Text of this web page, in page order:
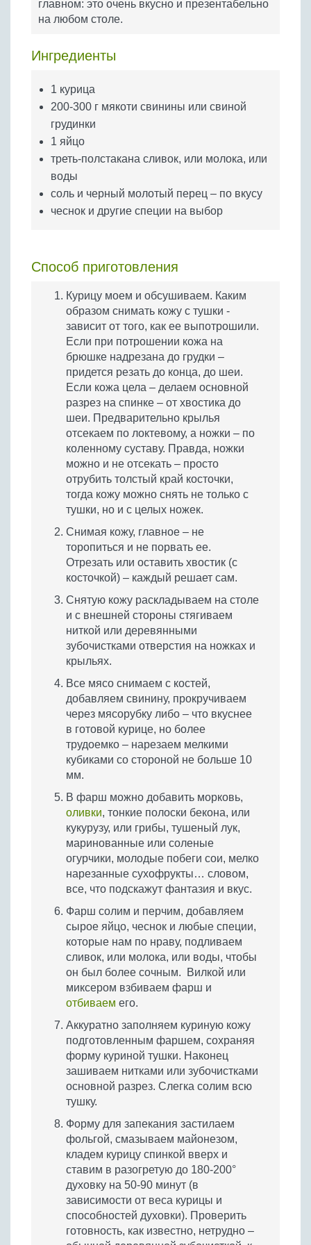
Бобовые
главном: это очень вкусно и презентабельно
на любом столе.
Ингредиенты
1 курица
200-300 г мякоти свинины или свиной
грудинки
1 яйцо
треть-полстакана сливок, или молока, или
воды
соль и черный молотый перец – по вкусу
чеснок и другие специи на выбор
Способ приготовления
Курицу моем и обсушиваем. Каким
образом снимать кожу с тушки -
зависит от того, как ее выпотрошили.
Если при потрошении кожа на
брюшке надрезана до грудки –
придется резать до конца, до шеи.
Если кожа цела – делаем основной
разрез на спинке – от хвостика до
шеи. Предварительно крылья
отсекаем по локтевому, а ножки – по
коленному суставу. Правда, ножки
можно и не отсекать – просто
отрубить толстый край косточки,
тогда кожу можно снять не только с
тушки, но и с целых ножек.
Снимая кожу, главное – не
торопиться и не порвать ее.
Отрезать или оставить хвостик (с
косточкой) – каждый решает сам.
Снятую кожу раскладываем на столе
и с внешней стороны стягиваем
ниткой или деревянными
зубочистками отверстия на ножках и
крыльях.
Все мясо снимаем с костей,
добавляем свинину, прокручиваем
через мясорубку либо – что вкуснее
в готовой курице, но более
трудоемко – нарезаем мелкими
кубиками со стороной не больше 10
мм.
В фарш можно добавить морковь,
оливки, тонкие полоски бекона, или
кукурузу, или грибы, тушеный лук,
маринованные или соленые
огурчики, молодые побеги сои, мелко
нарезанные сухофрукты… словом,
все, что подскажут фантазия и вкус.
Фарш солим и перчим, добавляем
сырое яйцо, чеснок и любые специи,
которые нам по нраву, подливаем
сливок, или молока, или воды, чтобы
он был более сочным. Вилкой или
миксером взбиваем фарш и
отбиваем его.
Аккуратно заполняем куриную кожу
подготовленным фаршем, сохраняя
форму куриной тушки. Наконец
зашиваем нитками или зубочистками
основной разрез. Слегка солим всю
тушку.
Форму для запекания застилаем
фольгой, смазываем майонезом,
кладем курицу спинкой вверх и
ставим в разогретую до 180-200°
духовку на 50-90 минут (в
зависимости от веса курицы и
способностей духовки). Проверить
готовность, как известно, нетрудно –